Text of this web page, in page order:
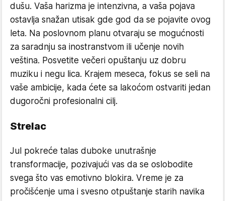
dušu. Vaša harizma je intenzivna, a vaša pojava
ostavlja snažan utisak gde god da se pojavite ovog
leta. Na poslovnom planu otvaraju se mogućnosti
za saradnju sa inostranstvom ili učenje novih
veština. Posvetite večeri opuštanju uz dobru
muziku i negu lica. Krajem meseca, fokus se seli na
vaše ambicije, kada ćete sa lakoćom ostvariti jedan
dugoročni profesionalni cilj.
Strelac
Jul pokreće talas duboke unutrašnje
transformacije, pozivajući vas da se oslobodite
svega što vas emotivno blokira. Vreme je za
pročišćenje uma i svesno otpuštanje starih navika